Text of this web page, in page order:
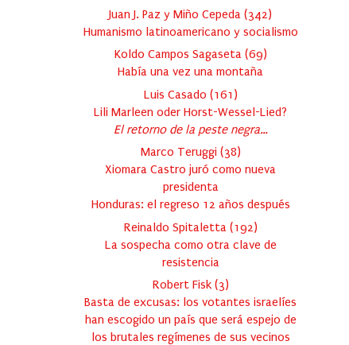
Juan J. Paz y Miño Cepeda (342)
Humanismo latinoamericano y socialismo
Koldo Campos Sagaseta (69)
Había una vez una montaña
Luis Casado (161 )
Lili Marleen oder Horst-Wessel-Lied?
El retorno de la peste negra…
Marco Teruggi (38)
Xiomara Castro juró como nueva
presidenta
Honduras: el regreso 12 años después
Reinaldo Spitaletta (192)
La sospecha como otra clave de
resistencia
Robert Fisk (3)
Basta de excusas: los votantes israelíes
han escogido un país que será espejo de
los brutales regímenes de sus vecinos